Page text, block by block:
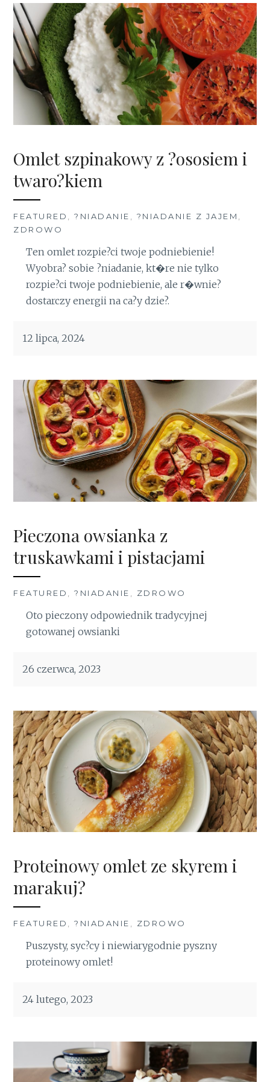
Omlet szpinakowy z ?ososiem i
twaro?kiem
FEATURED ,?NIADANIE ?NIADANIE Z JAJEM
ZDROWO
Ten omlet rozpie?ci twoje podniebienie!
Wyobra? sobie ?niadanie, kt�re nie tylko
rozpie?ci twoje podniebienie, ale r�wnie?
dostarczy energii na ca?y dzie?.
12 lipca, 2024
Pieczona owsianka z
truskawkami i pistacjami
FEATURED ,?NIADANIE ZDROWO
Oto pieczony odpowiednik tradycyjnej
gotowanej owsianki
26 czerwca, 2023
Proteinowy omlet ze skyrem i
marakuj?
FEATURED ,?NIADANIE , ZDROWO
Puszysty, syc?cy i niewiarygodnie pyszny
proteinowy omlet!
24 lutego, 2023